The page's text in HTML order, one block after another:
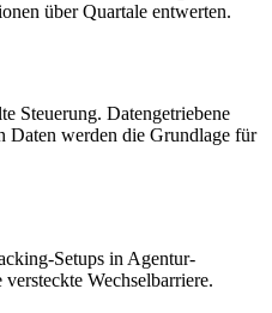
über Quartale entwerten.
Steuerung. Datengetriebene
Daten werden die Grundlage für
Setups in Agentur-
Wechselbarriere.